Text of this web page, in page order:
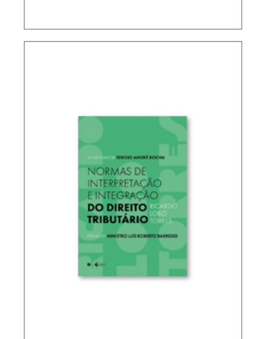
IFRS, CONTABILIDADE E TRIBUTAÇÃO – VOLUME